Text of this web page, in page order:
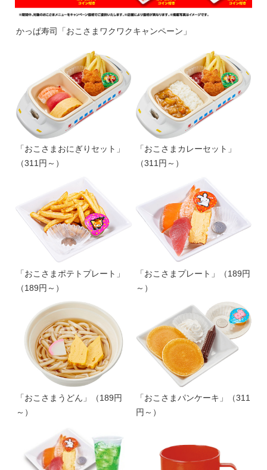
かっぱ寿司「おこさまワクワクキャンペーン」
「おこさまおにぎりセット」
（311円～）
「おこさまカレーセット」
（311円～）
「おこさまポテトプレート」
（189円～）
「おこさまプレート」（189円
～）
「おこさまうどん」（189円
～）
「おこさまパンケーキ」（311
円～）